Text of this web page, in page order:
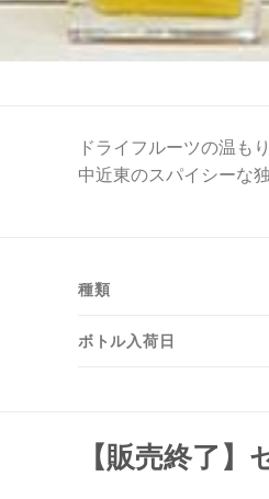
ドライフルーツの温も
中近東のスパイシーな
種類
ボトル入荷日
【販売終了